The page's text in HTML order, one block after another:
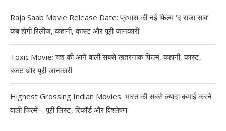
Raja Saab Movie Release Date: प्रभास की नई फिल्म ‘द राजा साब’
कब होगी रिलीज, कहानी, कास्ट और पूरी जानकारी
Toxic Movie: यश की आने वाली सबसे खतरनाक फिल्म, कहानी, कास्ट,
बजट और पूरी जानकारी
Highest Grossing Indian Movies: भारत की सबसे ज़्यादा कमाई करने
वाली फिल्में – पूरी लिस्ट, रिकॉर्ड और विश्लेषण